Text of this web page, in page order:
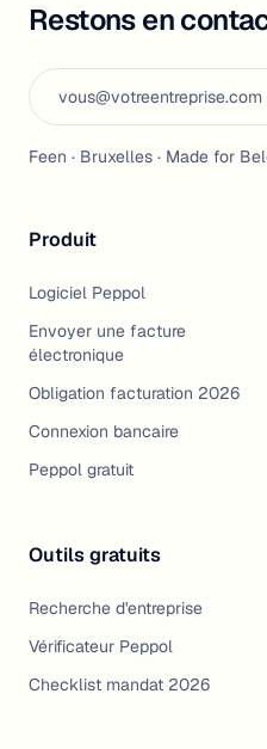
Restons en
Email address
Feen · Bruxelles · Made for
Produit
Logiciel Peppol
Envoyer une facture
électronique
Obligation facturation 2026
Connexion bancaire
Peppol gratuit
Outils gratuits
Recherche d'entreprise
Vérificateur Peppol
Checklist mandat 2026